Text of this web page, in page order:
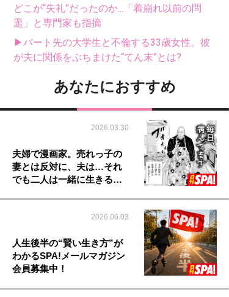
どこが“失礼”だったのか...「着崩れ以前の問
題」と専門家も指摘
▶パート先の大学生と不倫する33歳女性。彼
が夫に関係をぶちまけた“てん末”とは?
あなたにおすすめ
2026.03.30
夫婦で漫画家。売れっ子の
妻とは反対に、夫は…それ
でも二人は一緒に生きる…
2026.06.03
人生後半の“賢い生き方”が
わかるSPA!メールマガジン
会員募集中！